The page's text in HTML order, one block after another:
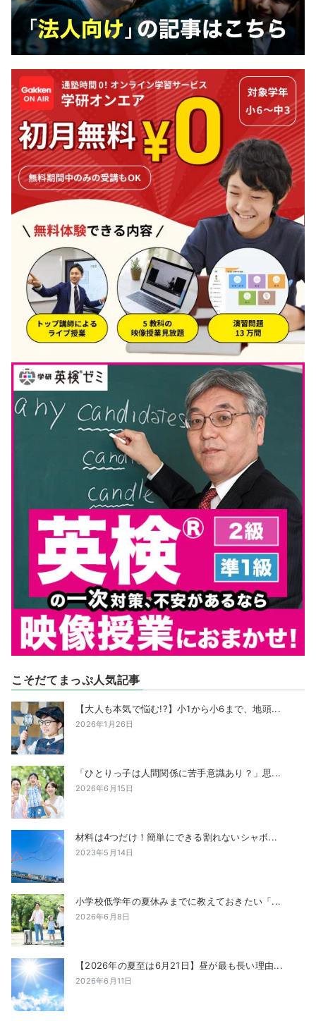
こそだてまっぷ人気記事
【大人も本気で悩む!?】小1から小6まで、地頭...
2026年1月26日
「ひとりっ子は人間関係に苦手意識あり？」思...
2026年6月15日
材料は4つだけ！簡単にできる割れないシャボ...
2023年5月14日
小学校低学年の夏休みまでに教えておきたい「...
2026年6月8日
【2026年の夏至は6月21日】昼が最も長い理由...
2026年6月11日